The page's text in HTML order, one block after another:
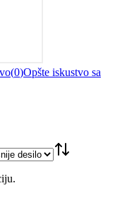
(0)Opšte iskustvo sa